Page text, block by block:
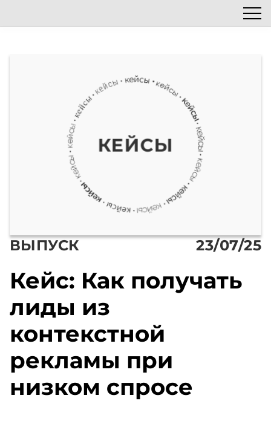
Блог
Автор подкаста
КЕЙСЫ
ВЫПУСК 23/07/25
Кейс: Как получать
лиды из
контекстной
рекламы при
низком спросе